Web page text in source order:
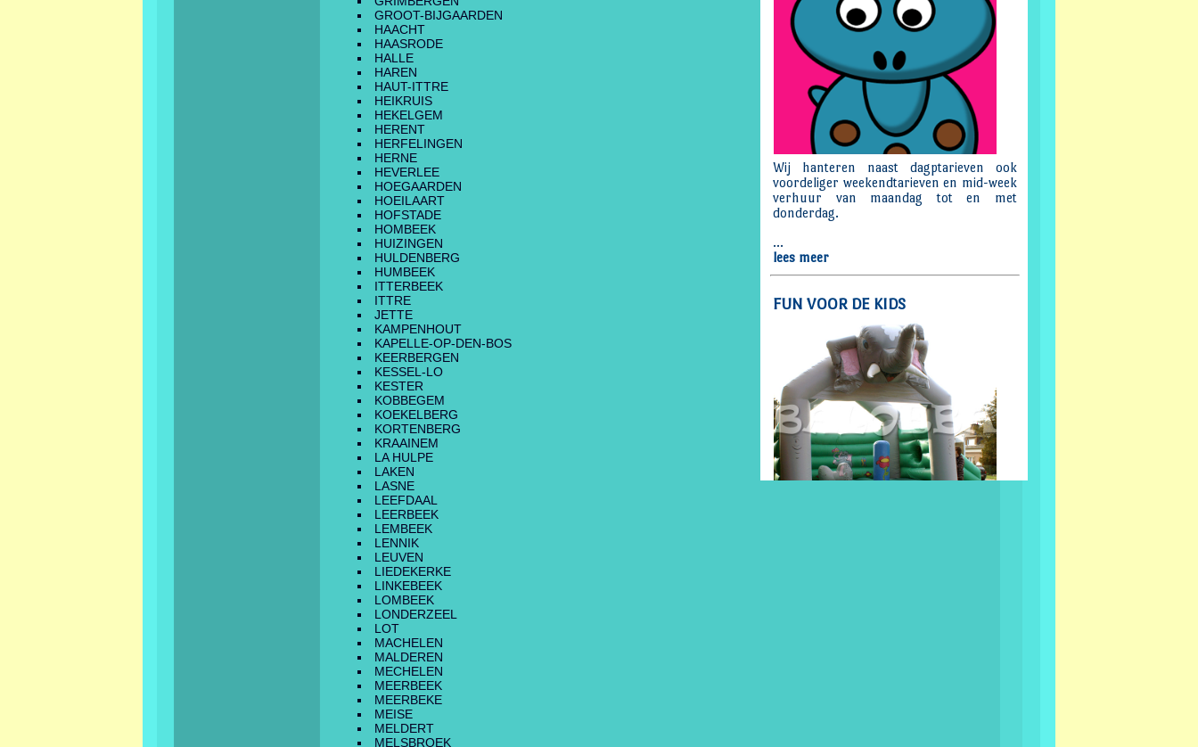
GROOT-BIJGAARDEN
HAACHT
HAASRODE
HALLE
HAREN
HAUT-ITTRE
HEIKRUIS
HEKELGEM
HERENT
HERFELINGEN
HERNE
HEVERLEE
HOEGAARDEN
HOEILAART
HOFSTADE
HOMBEEK
HUIZINGEN
HULDENBERG
HUMBEEK
ITTERBEEK
ITTRE
JETTE
KAMPENHOUT
KAPELLE-OP-DEN-BOS
KEERBERGEN
KESSEL-LO
KESTER
KOBBEGEM
KOEKELBERG
KORTENBERG
KRAAINEM
LA HULPE
LAKEN
LASNE
LEEFDAAL
LEERBEEK
LEMBEEK
LENNIK
LEUVEN
LIEDEKERKE
LINKEBEEK
LOMBEEK
LONDERZEEL
LOT
MACHELEN
MALDEREN
MECHELEN
MEERBEEK
MEERBEKE
MEISE
MELDERT
MELSBROEK